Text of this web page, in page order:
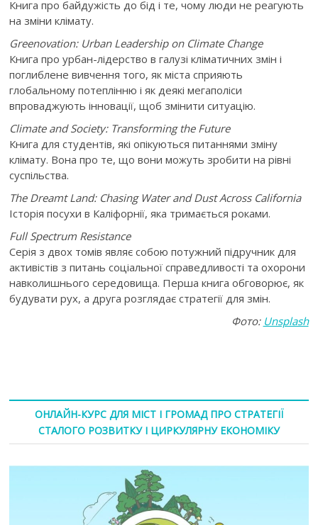
Книга про байдужість до бід і те, чому люди не реагують
на зміни клімату.
Greenovation: Urban Leadership on Climate Change
Книга про урбан-лідерство в галузі кліматичних змін і
поглиблене вивчення того, як міста сприяють
глобальному потеплінню і як деякі мегаполіси
впроваджують інновації, щоб змінити ситуацію.
Climate and Society: Transforming the Future
Книга для студентів, які опікуються питаннями зміну
клімату. Вона про те, що вони можуть зробити на рівні
суспільства.
The Dreamt Land: Chasing Water and Dust Across California
Історія посухи в Каліфорнії, яка тримається роками.
Full Spectrum Resistance
Серія з двох томів являє собою потужний підручник для
активістів з питань соціальної справедливості та охорони
навколишнього середовища. Перша книга обговорює, як
будувати рух, а друга розглядає стратегії для змін.
Фото: Unsplash
ОНЛАЙН-КУРС ДЛЯ МІСТ І ГРОМАД ПРО СТРАТЕГІЇ
СТАЛОГО РОЗВИТКУ І ЦИРКУЛЯРНУ ЕКОНОМІКУ